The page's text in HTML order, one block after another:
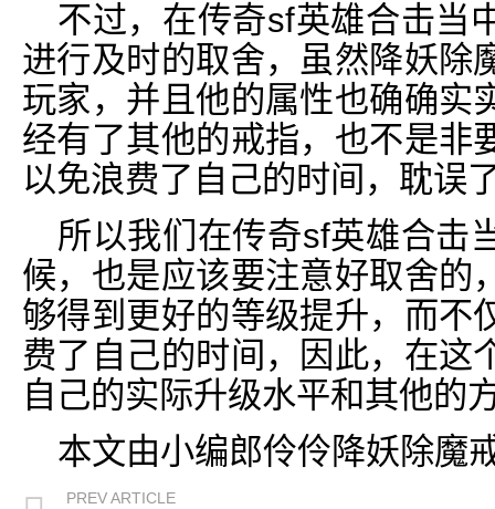
不过，在传奇sf英雄合击当
进行及时的取舍，虽然降妖除
玩家，并且他的属性也确确实
经有了其他的戒指，也不是非
以免浪费了自己的时间，耽误
所以我们在传奇sf英雄合击
候，也是应该要注意好取舍的
够得到更好的等级提升，而不
费了自己的时间，因此，在这
自己的实际升级水平和其他的
本文由小编郎伶伶降妖除魔
PREV ARTICLE